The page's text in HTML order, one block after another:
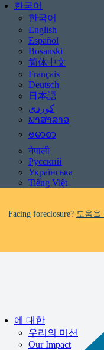
한국어
한국어
English
Español
Bosanski
简体中文
Français
Deutsch
日本語
ພາສາລາວ
ဗမာစာ
नेपाली
Русский
Українська
Tiếng Việt
Be aware of scams:
Impacted by the recent
Facing foreclosure? 도움을
Be aware of scams: WHRC
If you receive a suspicious
Impacted by the recent
877-
에 대한
우리의 미션
Our Impact